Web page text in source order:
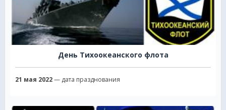
День Тихоокеанского флота
21 мая 2022— дата празднования